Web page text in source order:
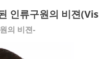
인류구원의 비젼
의 비젼-